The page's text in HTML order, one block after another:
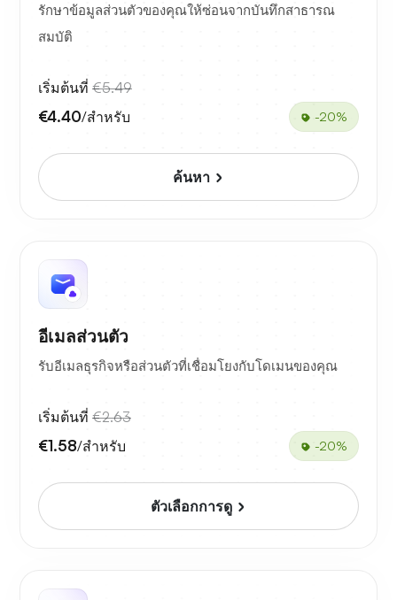
รักษาข้อมูลส่วนตัวของคุณให้ซ่อนจากบันทึกสาธารณ
สมบัติ
เริ่มต้นที่ €5.49
€4.40/สำหรับ -20%
ค้นหา
อีเมลส่วนตัว
รับอีเมลธุรกิจหรือส่วนตัวที่เชื่อมโยงกับโดเมนของคุณ
เริ่มต้นที่ €2.63
€1.58/สำหรับ -20%
ตัวเลือกการดู